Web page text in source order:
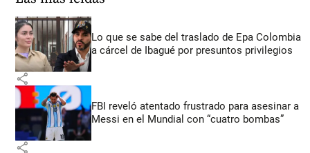
Lo que se sabe del traslado de Epa Colombia
a cárcel de Ibagué por presuntos privilegios
share
FBI reveló atentado frustrado para asesinar a
Messi en el Mundial con “cuatro bombas”
share